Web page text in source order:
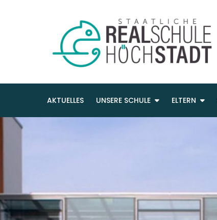
AKTUELLES UNSERE SCHULE ELTERN